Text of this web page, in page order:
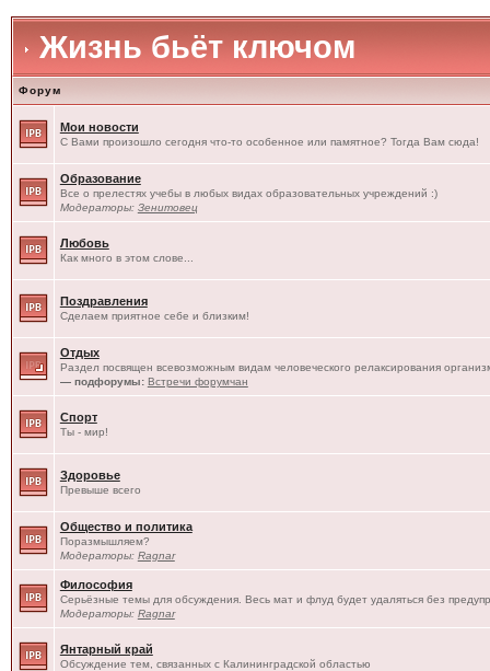
Жизнь бьёт ключом
Форум
Мои новости
С Вами произошло сегодня что-то особенное или памятное? Тогда Вам сюда!
Образование
Все о прелестях учебы в любых видах образовательных учреждений :)
Модераторы: Зенитовец
Любовь
Как много в этом слове...
Поздравления
Сделаем приятное себе и близким!
Отдых
Раздел посвящен всевозможным видам человеческого релаксирования
— подфорумы: Встречи форумчан
Спорт
Ты - мир!
Здоровье
Превыше всего
Общество и политика
Поразмышляем?
Модераторы: Ragnar
Философия
Серьёзные темы для обсуждения. Весь мат и флуд будет удаляться без
Модераторы: Ragnar
Янтарный край
Обсуждение тем, связанных с Калининградской областью